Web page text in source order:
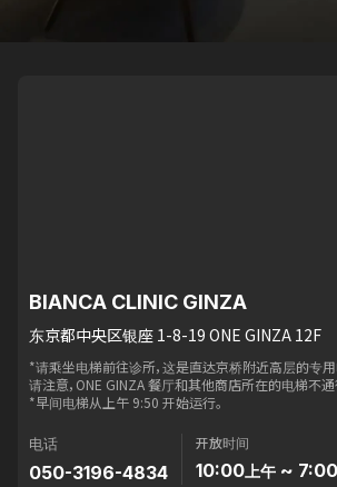
BIANCA CLINIC GINZA
东京都中央区银座 1-8-19 ONE GINZA 12F
*请乘坐电梯前往诊所，这是直达京桥附近高层的专用
请注意，ONE GINZA 餐厅和其他商店所在的电梯不通
*早间电梯从上午 9:50 开始运行。
电话
050-3196-4834
开放时间
10:00 上午 ~ 7:00